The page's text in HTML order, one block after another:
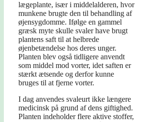
lægeplante, især i middelalderen, hvor
munkene brugte den til behandling af
øjensygdomme. Ifølge en gammel
græsk myte skulle svaler have brugt
plantens saft til at helbrede
øjenbetændelse hos deres unger.
Planten blev også tidligere anvendt
som middel mod vorter, idet saften er
stærkt ætsende og derfor kunne
bruges til at fjerne vorter.
I dag anvendes svaleurt ikke længere
medicinsk på grund af dens giftighed.
Planten indeholder flere aktive stoffer,